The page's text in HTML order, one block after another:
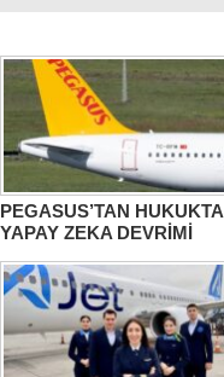
PEGASUS’TAN HUKUKTA
YAPAY ZEKA DEVRİMİ